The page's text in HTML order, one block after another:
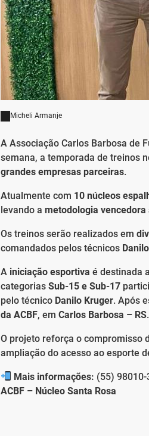
Micheli Armanje
A Associação Carlos Barbosa de
semana, a temporada de treinos
grandes empresas parceiras.
Atualmente com 10 núcleos
levando a metodologia vencedora
Os treinos serão realizados em
comandados pelos técnicos
A iniciação esportiva é destinada
categorias Sub-15 e Sub-17
pelo técnico Danilo Kruger. Após
da ACBF, em Carlos Barbosa – RS.
O projeto reforça o compromisso
ampliação do acesso ao esporte
Mais informações: (55)
ACBF – Núcleo Santa Rosa